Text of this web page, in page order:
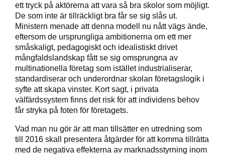
ett tryck på aktörerna att vara så bra skolor som möjligt.
De som inte är tillräckligt bra får se sig slås ut.
Ministern menade att denna modell nu nått vägs ände,
eftersom de ursprungliga ambitionerna om ett mer
småskaligt, pedagogiskt och idealistiskt drivet
mångfaldslandskap fått se sig omsprungna av
multinationella företag som istället industrialiserar,
standardiserar och underordnar skolan företagslogik i
syfte att skapa vinster. Kort sagt, i privata
välfärdssystem finns det risk för att individens behov
får stryka på foten för företagets.
Vad man nu gör är att man tillsätter en utredning som
till 2016 skall presentera åtgärder för att komma tillrätta
med de negativa effekterna av marknadsstyrning inom